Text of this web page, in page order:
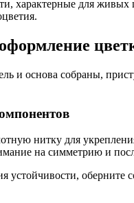
характерные для
и основа собраны,
нитку для
на симметрию и
устойчивости,